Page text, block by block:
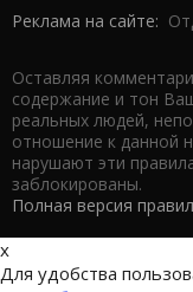
Реклама на сайте:
Оставляя
содержание и тон
реальных людей,
отношение к данной
нарушают эти
заблокированы.
Полная версия правил
x
Для удобства